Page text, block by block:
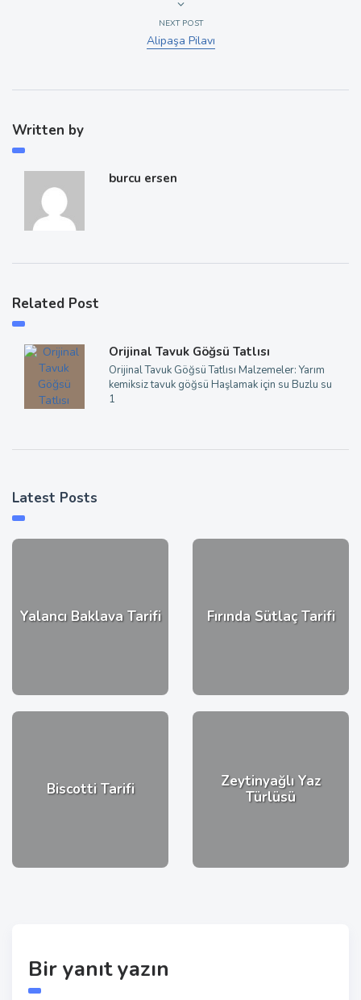
NEXT POST
Alipaşa Pilavı
Written by
burcu ersen
Related Post
Orijinal Tavuk Göğsü Tatlısı
Orijinal Tavuk Göğsü Tatlısı Malzemeler: Yarım
kemiksiz tavuk göğsü Haşlamak için su Buzlu su
1
Latest Posts
Yalancı Baklava Tarifi Fırında Sütlaç Tarifi
Biscotti Tarifi
Zeytinyağlı Yaz
Türlüsü
Bir yanıt yazın